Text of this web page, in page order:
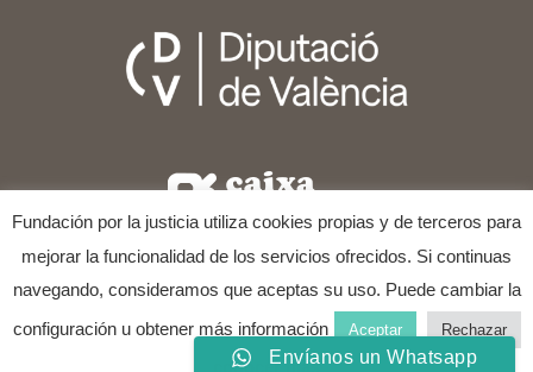
COPYRIGHT © 2025
FESTIVAL INTERNACIONAL DE CINE
Y DERECHOS HUMANOS DE VALÈNCIA ALL RIGHTS
RESERVED.
Fundación por la justicia utiliza cookies propias y de terceros para
mejorar la funcionalidad de los servicios ofrecidos. Si continuas
navegando, consideramos que aceptas su uso. Puede cambiar la
configuración u obtener más información
Aceptar Rechazar
conocer másEnvíanos un Whatsapp